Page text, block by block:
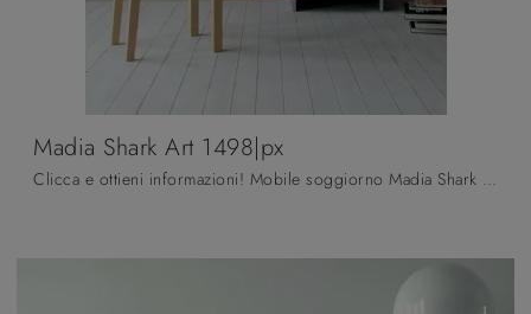
Madia Shark Art 1498|px
Clicca e ottieni informazioni! Mobile soggiorno Madia Shark Art 1498|px di Fratelli Mirandola in legno laccato: ti attende per arricchire le tue ...